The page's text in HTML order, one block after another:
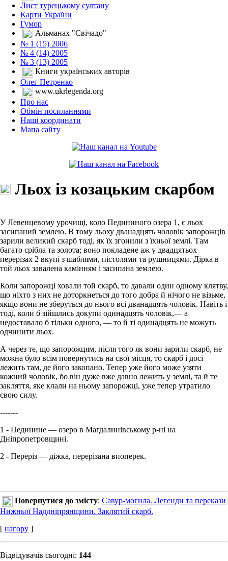
Лист турецькому султану
Карти України
Гумор
Альманах "Свічадо"
№ 1 (15) 2006
№ 4 (14) 2005
№ 3 (13) 2005
Книги українських авторів
Олег Петренко
www.ukrlegenda.org
Про нас
Обмін посиланнями
Наші координати
Мапа сайту
Льох із козацьким скарбом
У Левенцевому урочищі, коло Педининого озера 1, є льох
засипаний землею. В тому льоху дванадцять чоловік запорожців
зарили великий скарб тоді, як їх згонили з їхньої землі. Там
багато срібла та золота; воно покладене аж у двадцятьох
перерізах 2 вкупі з шаблями, пістолями та рушницями. Дірка в
той льох завалена камінням і засипана землею.
Коли запорожці ховали той скарб, то давали один одному клятву,
що ніхто з них не доторкнеться до того добра й нічого не візьме,
якщо вони не зберуться до нього всі дванадцять чоловік. Навіть і
тоді, коли б зійшлись докупи одинадцять чоловік,— а
недоставало б тільки одного, — то й ті одинадцять не можуть
одчинити льох.
А через те, що запорожцям, після того як вони зарили скарб, не
можна було всім повернутись на свої місця, то скарб і досі
лежить там, де його закопано. Тепер уже його може узяти
кожний чоловік, бо він дуже вже давно лежить у землі, та й те
закляття, яке клали на ньому запорожці, уже тепер утратило
свою силу.
-------
1 - Пединине — озеро в Магдалинівському р-ні на
Дніпропетровщині.
2 - Переріз — діжка, перерізана впоперек.
Повернутися до змісту: Савур-могила. Легенди та перекази
Нижньої Наддніпрянщини. Заклятий скарб.
[ нагору ]
Відвідувачів сьогодні: 144